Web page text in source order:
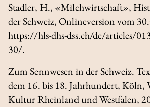
Stadler, H., «Milchwirtschaft»,
der Schweiz, Onlineversion vom
https://hls-dhs-dss.ch/de/articles/
30/.
Zum Sennwesen in der Schweiz.
dem 16. bis 18. Jahrhundert, Köln,
Kultur Rheinland und Westfalen,